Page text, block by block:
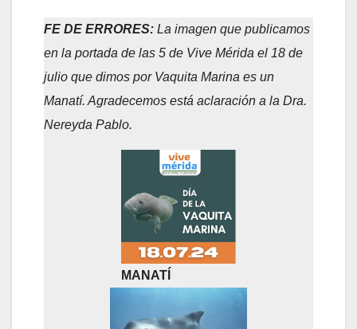
FE DE ERRORES: La imagen que publicamos
en la portada de las 5 de Vive Mérida el 18 de
julio que dimos por Vaquita Marina es un
Manatí. Agradecemos está aclaración a la Dra.
Nereyda Pablo.
MANATÍ